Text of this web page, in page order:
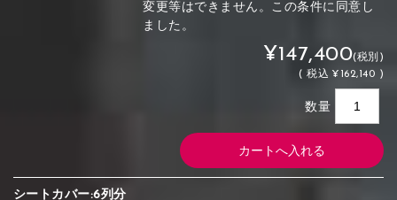
変更等はできません。この条件に同意し
ました。
¥147,400(税別)
(税込 ¥162,140 )
数量
シートカバー:6列分